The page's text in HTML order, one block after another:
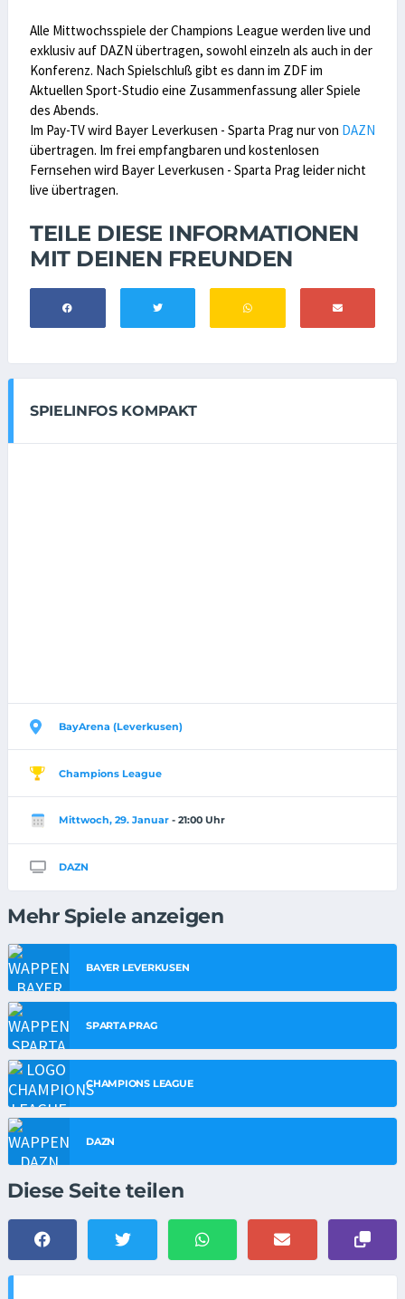
Alle Mittwochsspiele der Champions League werden live und
exklusiv auf DAZN übertragen, sowohl einzeln als auch in der
Konferenz. Nach Spielschluß gibt es dann im ZDF im
Aktuellen Sport-Studio eine Zusammenfassung aller Spiele
des Abends.
Im Pay-TV wird Bayer Leverkusen - Sparta Prag nur von DAZN
übertragen. Im frei empfangbaren und kostenlosen
Fernsehen wird Bayer Leverkusen - Sparta Prag leider nicht
live übertragen.
TEILE DIESE INFORMATIONEN
MIT DEINEN FREUNDEN
SPIELINFOS KOMPAKT
BayArena (Leverkusen)
Champions League
Mittwoch, 29. Januar - 21:00 Uhr
DAZN
Mehr Spiele anzeigen
BAYER LEVERKUSEN
SPARTA PRAG
CHAMPIONS LEAGUE
DAZN
Diese Seite teilen